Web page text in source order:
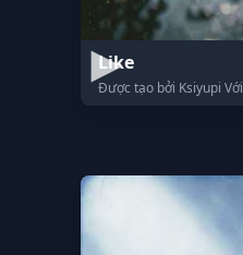
Like
Được tạo bởi Ksiyupi Với